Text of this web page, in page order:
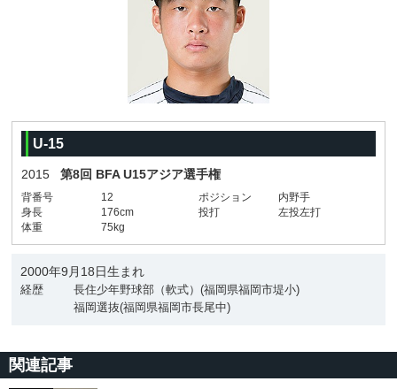
U-15
2015 第8回 BFA U15アジア選手権
背番号 12 ポジション
内野手
身長
176cm 投打
左投左打
体重
75kg
2000年9月18日生まれ
経歴
長住少年野球部（軟式）(福岡県福岡市堤小)
福岡選抜(福岡県福岡市長尾中)
関連記事